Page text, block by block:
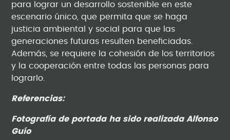
para lograr un desarrollo sostenible en este
escenario único, que permita que se haga
justicia ambiental y social para que las
generaciones futuras resulten beneficiadas.
Además, se requiere la cohesión de los territorios
y la cooperación entre todas las personas para
lograrlo.
Referencias:
Fotografía de portada ha sido realizada Alfonso
Guío